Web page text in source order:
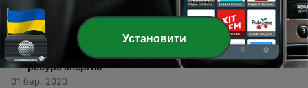
01 бер. 2020
2 - Трансцендентальная Медитация:
ТЕЛЕПОРТАЦИЯ в глубокий покой, расслабление,
ресурс энергии
01 бер. 2020
Установити